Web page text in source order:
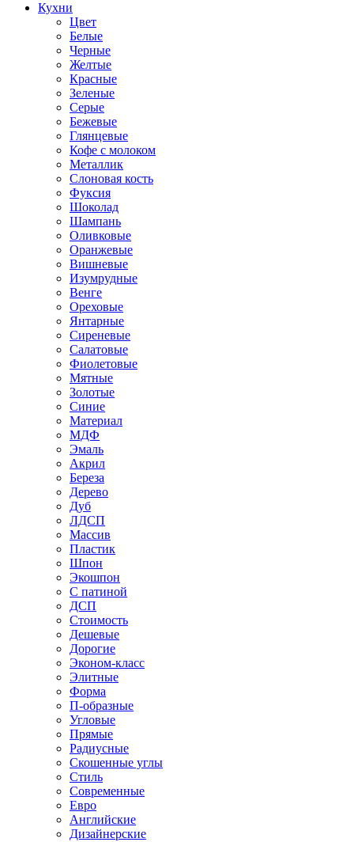
Кухни
Цвет
Белые
Черные
Желтые
Красные
Зеленые
Серые
Бежевые
Глянцевые
Кофе с молоком
Металлик
Слоновая кость
Фуксия
Шоколад
Шампань
Оливковые
Оранжевые
Вишневые
Изумрудные
Венге
Ореховые
Янтарные
Сиреневые
Салатовые
Фиолетовые
Мятные
Золотые
Синие
Материал
МДФ
Эмаль
Акрил
Береза
Дерево
Дуб
ЛДСП
Массив
Пластик
Шпон
Экошпон
С патиной
ДСП
Стоимость
Дешевые
Дорогие
Эконом-класс
Элитные
Форма
П-образные
Угловые
Прямые
Радиусные
Скошенные углы
Стиль
Современные
Евро
Английские
Дизайнерские